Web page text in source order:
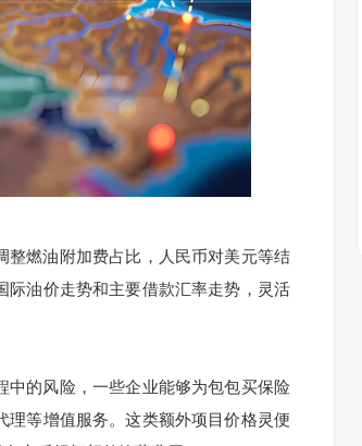
燃油附加费占比，人民币对美元等结
际油价走势和主要借款汇率走势，灵活
的风险，一些企业能够为包包买保险
理等增值服务。这类额外项目价格灵便